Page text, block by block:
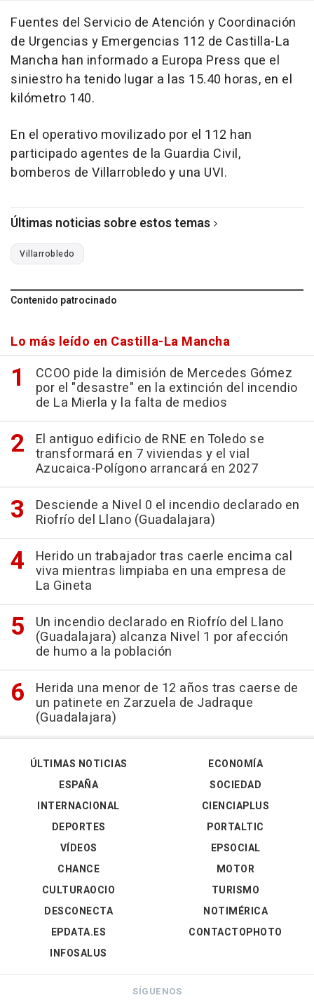
Fuentes del Servicio de Atención y Coordinación
de Urgencias y Emergencias 112 de Castilla-La
Mancha han informado a Europa Press que el
siniestro ha tenido lugar a las 15.40 horas, en el
kilómetro 140.
En el operativo movilizado por el 112 han
participado agentes de la Guardia Civil,
bomberos de Villarrobledo y una UVI.
Últimas noticias sobre estos temas
Villarrobledo
Contenido patrocinado
Lo más leído en Castilla-La Mancha
CCOO pide la dimisión de Mercedes Gómez
por el "desastre" en la extinción del incendio
de La Mierla y la falta de medios
El antiguo edificio de RNE en Toledo se
transformará en 7 viviendas y el vial
Azucaica-Polígono arrancará en 2027
Desciende a Nivel 0 el incendio declarado en
Riofrío del Llano (Guadalajara)
Herido un trabajador tras caerle encima cal
viva mientras limpiaba en una empresa de
La Gineta
Un incendio declarado en Riofrío del Llano
(Guadalajara) alcanza Nivel 1 por afección
de humo a la población
Herida una menor de 12 años tras caerse de
un patinete en Zarzuela de Jadraque
(Guadalajara)
ÚLTIMAS NOTICIAS
ESPAÑA
INTERNACIONAL
DEPORTES
VÍDEOS
ECONOMÍA
SOCIEDAD
CIENCIAPLUS
PORTALTIC
EPSOCIAL
CHANCE
CULTURAOCIO
DESCONECTA
EPDATA.ES
INFOSALUS
MOTOR
TURISMO
NOTIMÉRICA
CONTACTOPHOTO
SÍGUENOS